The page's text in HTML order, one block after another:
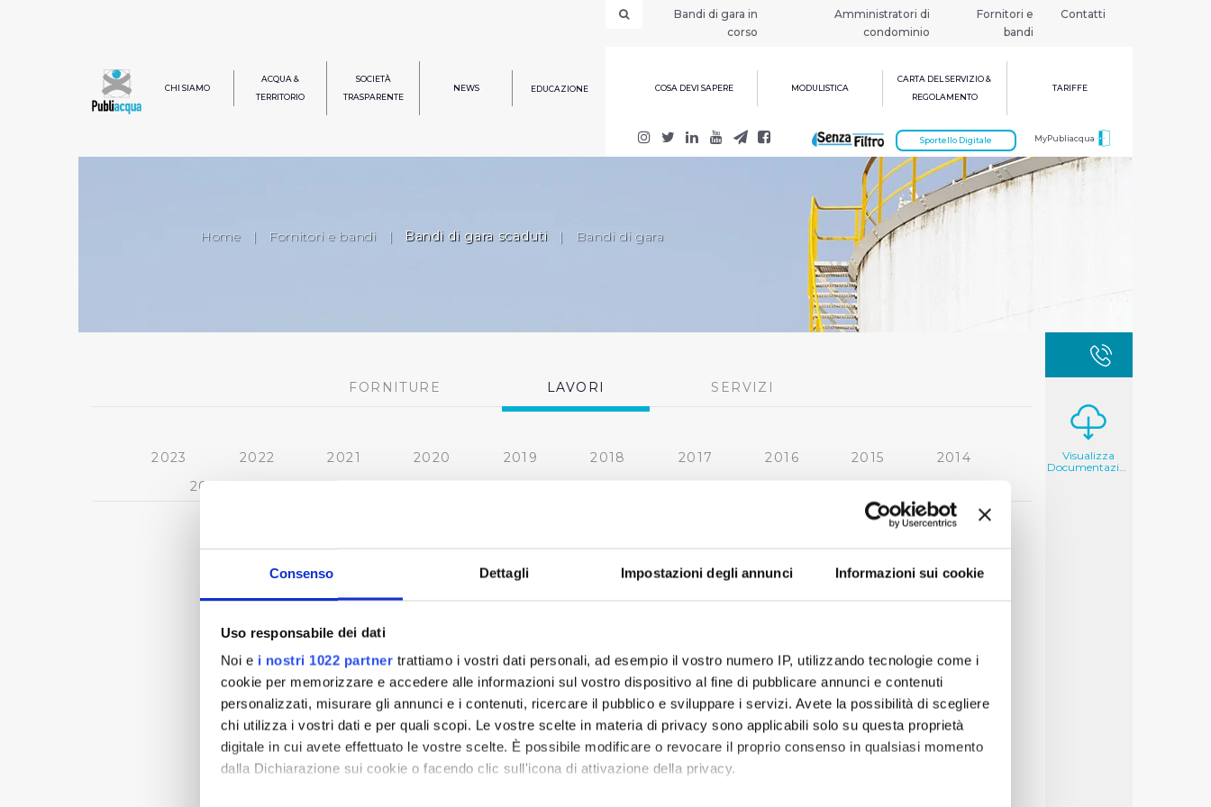
Consenso Dettagli Impostazioni degli annunci Informazioni sui cookie
Uso responsabile dei dati
Noi e i nostri 1022 partner trattiamo i vostri dati personali, ad esempio il vostro numero IP, utilizzando tecnologie come i
cookie per memorizzare e accedere alle informazioni sul vostro dispositivo al fine di pubblicare annunci e contenuti
personalizzati, misurare gli annunci e i contenuti, ricercare il pubblico e sviluppare i servizi. Avete la possibilità di scegliere
chi utilizza i vostri dati e per quali scopi. Le vostre scelte in materia di privacy sono applicabili solo su questa proprietà
digitale in cui avete effettuato le vostre scelte. È possibile modificare o revocare il proprio consenso in qualsiasi momento
dalla Dichiarazione sui cookie o facendo clic sull'icona di attivazione della privacy.
Bandi di gara in
corso
Amministratori di
condominio
Fornitori e
bandi
Contatti
CHI SIAMO
ACQUA &
TERRITORIO
SOCIETÀ
TRASPARENTE
NEWS EDUCAZIONE COSA DEVI SAPERE MODULISTICA
CARTA DEL SERVIZIO &
REGOLAMENTO
TARIFFE
MyPubliacqua
Sportello Digitale
Home | Fornitori e bandi | Bandi di gara scaduti | Bandi di gara
FORNITURE LAVORI SERVIZI
2023 2022 2021 2020 2019 2018 2017 2016 2015
2014
2013
Visualizza
Documentazione